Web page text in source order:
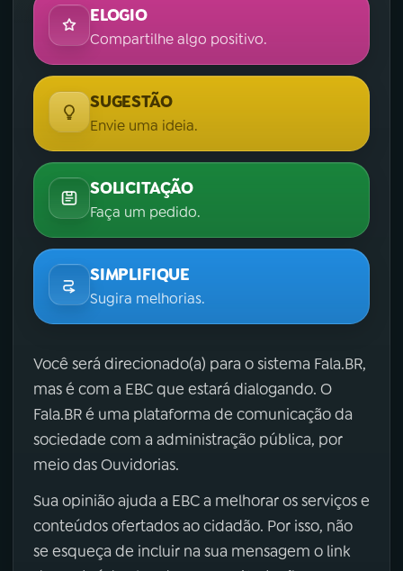
ELOGIO
Compartilhe algo positivo.
SUGESTÃO
Envie uma ideia.
SOLICITAÇÃO
Faça um pedido.
SIMPLIFIQUE
Sugira melhorias.
Você será direcionado(a) para o sistema Fala.BR,
mas é com a EBC que estará dialogando. O
Fala.BR é uma plataforma de comunicação da
sociedade com a administração pública, por
meio das Ouvidorias.
Sua opinião ajuda a EBC a melhorar os serviços e
conteúdos ofertados ao cidadão. Por isso, não
se esqueça de incluir na sua mensagem o link